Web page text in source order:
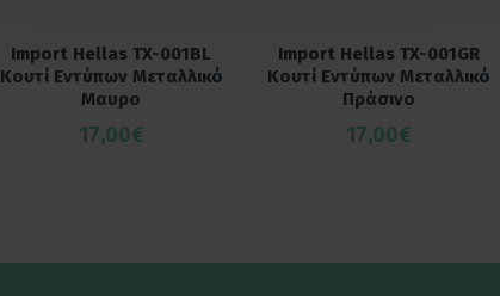
Import Hellas TX-001BL
Κουτί Εντύπων Μεταλλικό
Μαυρο
17,00€
Import Hellas TX-001GR
Κουτί Εντύπων Μεταλλικό
Πράσινο
17,00€